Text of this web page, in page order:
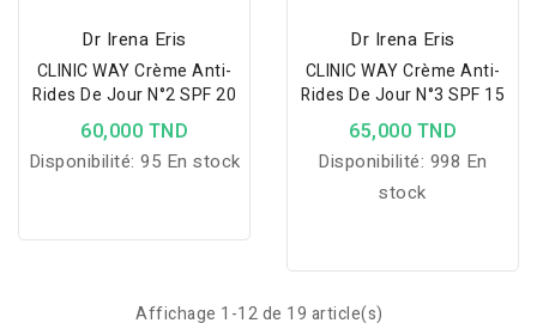
Dr Irena Eris
CLINIC WAY Crème Anti-
Rides De Jour N°2 SPF 20
60,000 TND
Disponibilité: 95 En stock
Dr Irena Eris
CLINIC WAY Crème Anti-
Rides De Jour N°3 SPF 15
65,000 TND
Disponibilité: 998 En
stock
Affichage 1-12 de 19 article(s)